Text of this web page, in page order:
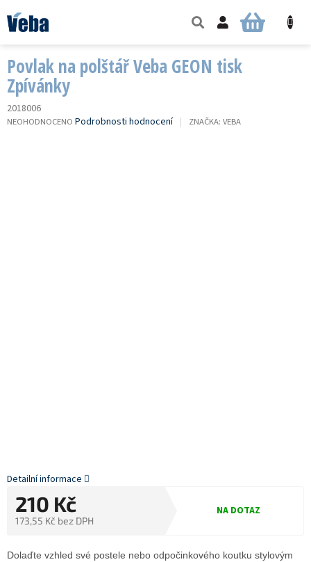
na
obsah
NÁKUPNÍ
Povlak na polštář Veba GEON tisk
Zpívánky
2018006
PRŮMĚRNÉ
NEOHODNOCENO Podrobnosti hodnocení ZNAČKA: VEBA
210 Kč
173,55 Kč bez DPH
NA DOTAZ
Dolaďte vzhled své postele nebo odpočinkového koutku stylovým
Detailní informace